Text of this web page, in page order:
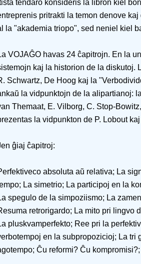
tendaro konsideris la libron kiel
pritrakti la temon denove
la "akademia triopo", sed neniel kiel
VOJAĜO havas 24 ĉapitrojn. En la
kaj la historion de la diskutoj.
Schwartz, De Hoog kaj la
la vidpunktojn de la alipartianoj:
Themaat, E. Vilborg, C. Stop-
la vidpunkton de P. Lobout
ĝiaj ĉapitroj:
absoluta aŭ relativa; La
La simetrio; La participoj en la
spegulo de la simpoziismo; La
retrorigardo; La mito pri lingvo
pluskvamperfekto; Ree pri la
en la subpropozicioj; La tri
Ĉu reformi? Ĉu